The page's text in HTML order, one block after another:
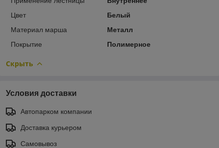
Цвет
Белый
Материал марша
Металл
Покрытие
Полимерное
Скрыть
Условия доставки
Автопарком компании
Доставка курьером
Самовывоз